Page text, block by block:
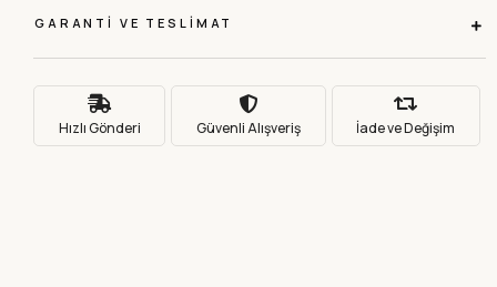
GARANTI VE TESLIMAT
Hızlı Gönderi Güvenli Alışveriş İade ve Değişim